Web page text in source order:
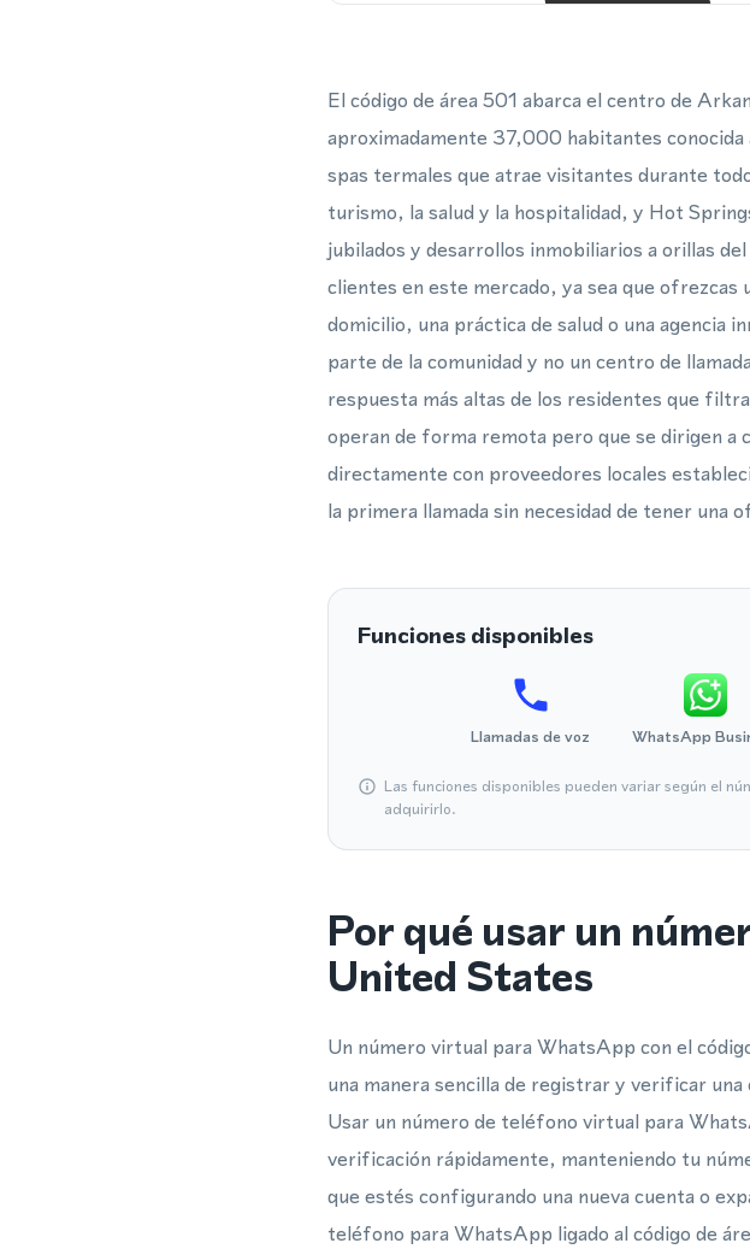
El código de área 501 abarca el centro de
aproximadamente 37,000 habitantes
spas termales que atrae visitantes durante
turismo, la salud y la hospitalidad, y Hot
jubilados y desarrollos inmobiliarios a orillas
clientes en este mercado, ya sea que ofrezcas
domicilio, una práctica de salud o una agencia
parte de la comunidad y no un centro de
respuesta más altas de los residentes que
operan de forma remota pero que se dirigen
directamente con proveedores locales
la primera llamada sin necesidad de tener una
Funciones disponibles
Llamadas de voz WhatsApp
Las funciones disponibles pueden variar según el
adquirirlo.
Por qué usar un
United States
Un número virtual para WhatsApp con el
una manera sencilla de registrar y verificar
Usar un número de teléfono virtual para
verificación rápidamente, manteniendo tu
que estés configurando una nueva cuenta o
teléfono para WhatsApp ligado al código de